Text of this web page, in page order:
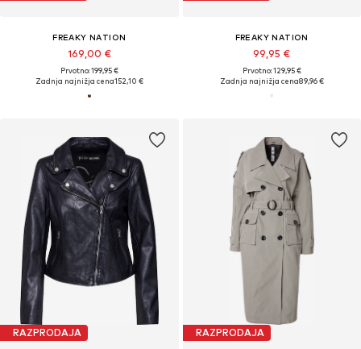
FREAKY NATION
169,00 €
Prvotno: 199,95 €
Zadnja najnižja cena152,10 €
FREAKY NATION
99,95 €
Prvotno: 129,95 €
Zadnja najnižja cena89,96 €
RAZPRODAJA RAZPRODAJA